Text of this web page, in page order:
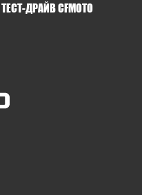
ТЕСТ-ДРАЙВ CFMOTO